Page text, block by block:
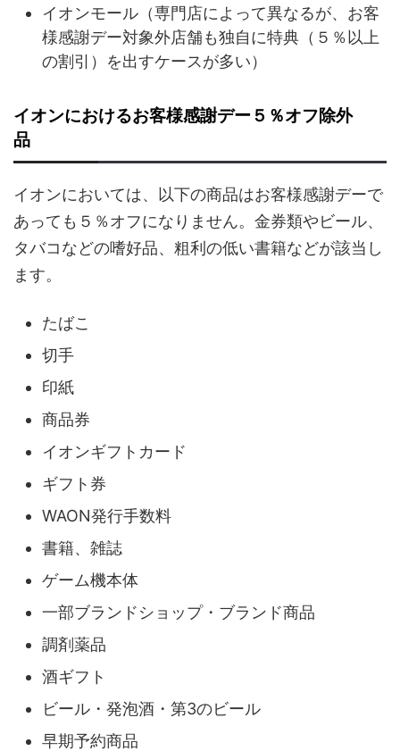
イオンモール（専門店によって異なるが、お客
様感謝デー対象外店舗も独自に特典（５％以上
の割引）を出すケースが多い）
イオンにおけるお客様感謝デー５％オフ除外
品
イオンにおいては、以下の商品はお客様感謝デーで
あっても５％オフになりません。金券類やビール、
タバコなどの嗜好品、粗利の低い書籍などが該当し
ます。
たばこ
切手
印紙
商品券
イオンギフトカード
ギフト券
WAON発行手数料
書籍、雑誌
ゲーム機本体
一部ブランドショップ・ブランド商品
調剤薬品
酒ギフト
ビール・発泡酒・第3のビール
早期予約商品